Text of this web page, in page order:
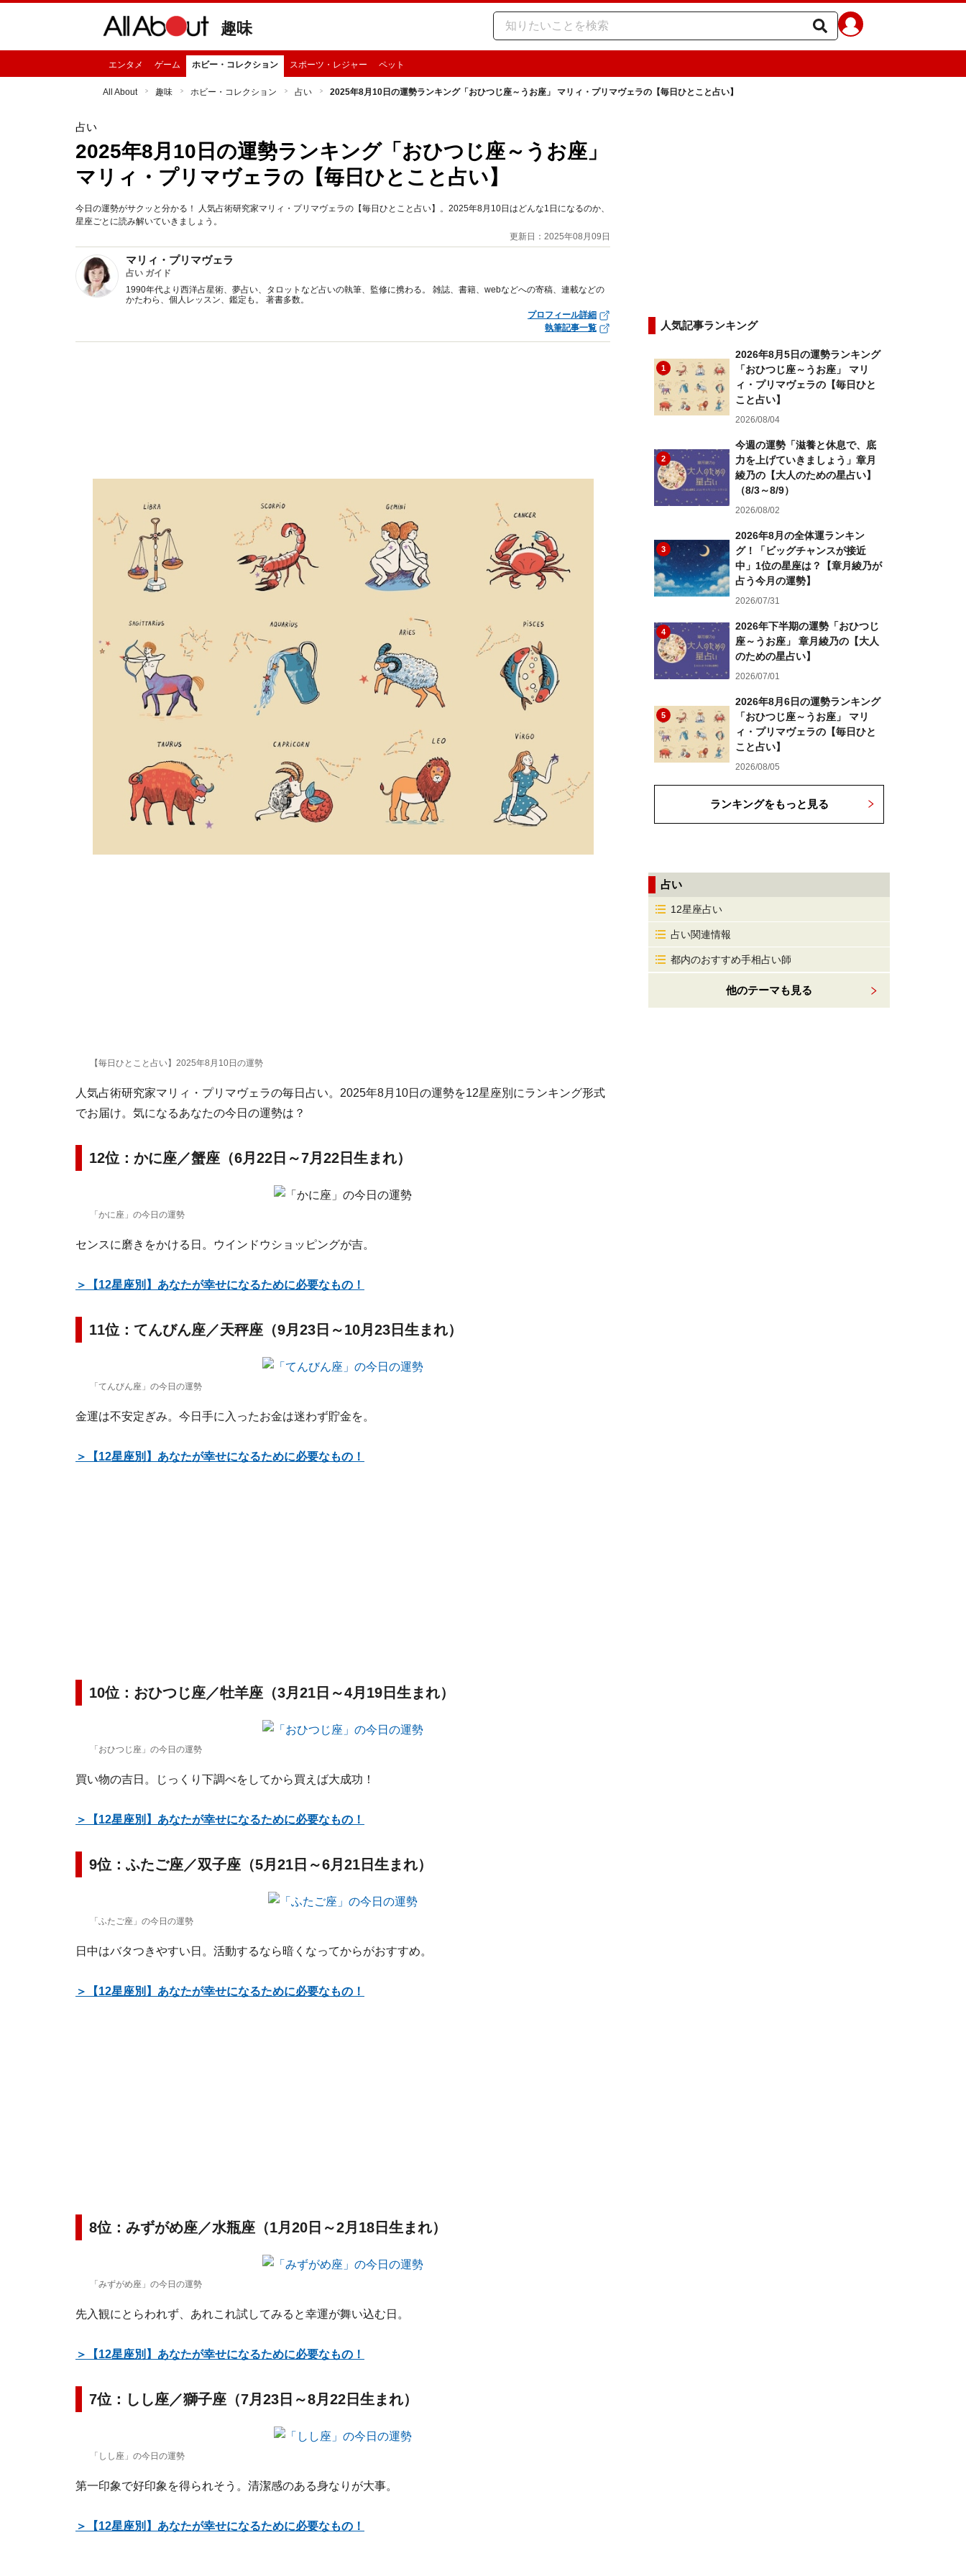
趣味
エンタメ ゲーム ホビー・コレクション スポーツ・レジャー ペット
All About 趣味 ホビー・コレクション 占い 2025年8月10日の運勢ランキング「おひつじ座～うお座」 マリィ・プリマヴェラの【毎日ひとこと占い】
占い
2025年8月10日の運勢ランキング「おひつじ座～うお座」
マリィ・プリマヴェラの【毎日ひとこと占い】
今日の運勢がサクッと分かる！ 人気占術研究家マリィ・プリマヴェラの【毎日ひとこと占い】。2025年8月10日はどんな1日になるのか、
星座ごとに読み解いていきましょう。
更新日：2025年08月09日
マリィ・プリマヴェラ
占い ガイド
1990年代より西洋占星術、夢占い、タロットなど占いの執筆、監修に携わる。 雑誌、書籍、webなどへの寄稿、連載などの
かたわら、個人レッスン、鑑定も。 著書多数。
プロフィール詳細
執筆記事一覧
【毎日ひとこと占い】2025年8月10日の運勢
人気占術研究家マリィ・プリマヴェラの毎日占い。2025年8月10日の運勢を12星座別にランキング形式
でお届け。気になるあなたの今日の運勢は？
12位：かに座／蟹座（6月22日～7月22日生まれ）
「かに座」の今日の運勢
センスに磨きをかける日。ウインドウショッピングが吉。
＞【12星座別】あなたが幸せになるために必要なもの！
11位：てんびん座／天秤座（9月23日～10月23日生まれ）
「てんびん座」の今日の運勢
金運は不安定ぎみ。今日手に入ったお金は迷わず貯金を。
＞【12星座別】あなたが幸せになるために必要なもの！
10位：おひつじ座／牡羊座（3月21日～4月19日生まれ）
「おひつじ座」の今日の運勢
買い物の吉日。じっくり下調べをしてから買えば大成功！
＞【12星座別】あなたが幸せになるために必要なもの！
9位：ふたご座／双子座（5月21日～6月21日生まれ）
「ふたご座」の今日の運勢
日中はバタつきやすい日。活動するなら暗くなってからがおすすめ。
＞【12星座別】あなたが幸せになるために必要なもの！
8位：みずがめ座／水瓶座（1月20日～2月18日生まれ）
「みずがめ座」の今日の運勢
先入観にとらわれず、あれこれ試してみると幸運が舞い込む日。
＞【12星座別】あなたが幸せになるために必要なもの！
7位：しし座／獅子座（7月23日～8月22日生まれ）
「しし座」の今日の運勢
第一印象で好印象を得られそう。清潔感のある身なりが大事。
＞【12星座別】あなたが幸せになるために必要なもの！
人気記事ランキング
1
2026年8月5日の運勢ランキング
「おひつじ座～うお座」 マリ
ィ・プリマヴェラの【毎日ひと
こと占い】
2026/08/04
2
今週の運勢「滋養と休息で、底
力を上げていきましょう」章月
綾乃の【大人のための星占い】
（8/3～8/9）
2026/08/02
3
2026年8月の全体運ランキン
グ！「ビッグチャンスが接近
中」1位の星座は？【章月綾乃が
占う今月の運勢】
2026/07/31
4
2026年下半期の運勢「おひつじ
座～うお座」 章月綾乃の【大人
のための星占い】
2026/07/01
5
2026年8月6日の運勢ランキング
「おひつじ座～うお座」 マリ
ィ・プリマヴェラの【毎日ひと
こと占い】
2026/08/05
ランキングをもっと見る
占い
12星座占い
占い関連情報
都内のおすすめ手相占い師
他のテーマも見る